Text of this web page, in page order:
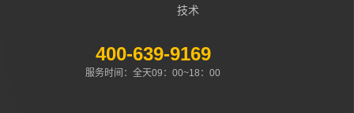
技术
400-639-9169
服务时间：全天09：00~18：00